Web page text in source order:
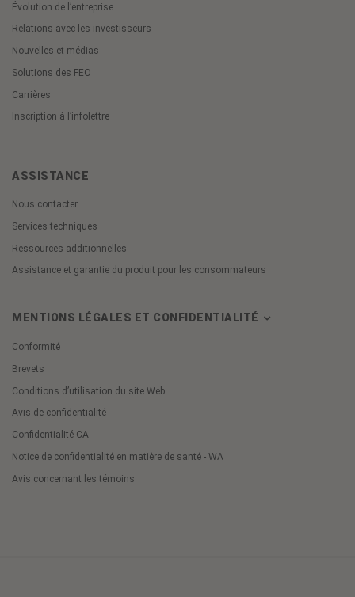
Évolution de l’entreprise
Relations avec les investisseurs
Nouvelles et médias
Solutions des FEO
Carrières
Inscription à l’infolettre
ASSISTANCE
Nous contacter
Services techniques
Ressources additionnelles
Assistance et garantie du produit pour les consommateurs
MENTIONS LÉGALES ET CONFIDENTIALITÉ
Conformité
Brevets
Conditions d’utilisation du site Web
Avis de confidentialité
Confidentialité CA
Notice de confidentialité en matière de santé - WA
Avis concernant les témoins